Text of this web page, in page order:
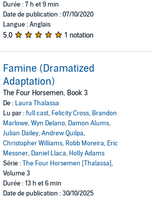
Durée : 7 h et 9 min
Date de publication : 07/10/2020
Langue : Anglais
5,0 1 notation
Famine (Dramatized
Adaptation)
The Four Horsemen, Book 3
De : Laura Thalassa
Lu par :full cast, Felicity Cross, Brandon
Marlowe,Wyn Delano, Damon Alums,
Julian Dailey,Andrew Quilpa,
Christopher Williams, Robb Moreira, Eric
Messner, Daniel Llaca, Holly Adams
Série :The Four Horsemen [Thalassa],
Volume 3
Durée : 13 h et 6 min
Date de publication : 30/10/2025